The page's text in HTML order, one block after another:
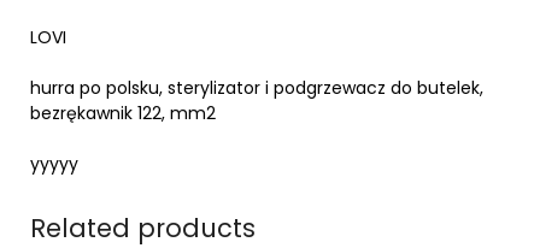
LOVI
hurra po polsku, sterylizator i podgrzewacz do butelek,
bezrękawnik 122, mm2
yyyyy
Related products